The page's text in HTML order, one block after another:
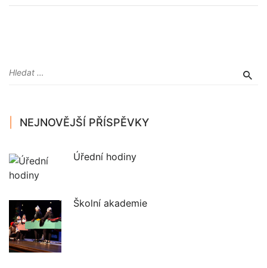
NEJNOVĚJŠÍ PŘÍSPĚVKY
Úřední hodiny
Školní akademie